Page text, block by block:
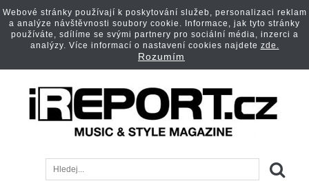
Webové stránky používají k poskytování služeb, personalizaci reklam
a analýze návštěvnosti soubory cookie. Informace, jak tyto stránky
používáte, sdílíme se svými partnery pro sociální média, inzerci a
analýzy. Více informací o nastavení cookies najdete zde.
Rozumím